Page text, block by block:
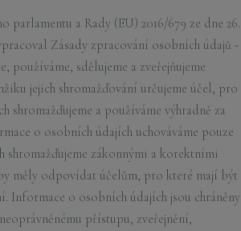
a Rady (EU) 2016/679 ze dne 26.
Zásady zpracování osobních údajů -
používáme, sdělujeme a zveřejňujeme
jejich shromažďování určujeme účel, pro
a používáme výhradně za
o osobních údajích uchováváme pouze
zákonnými a korektními
měly odpovídat účelům, pro které mají být
Informace o osobních údajích jsou chráněny
přístupu, zveřejnění,